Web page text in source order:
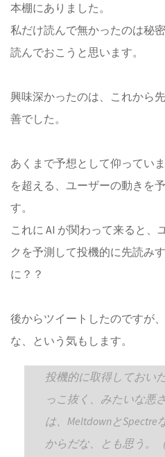
本棚にありました。
私だけ読んで無かったのは秘
読んでおこうと思います。
興味深かったのは、これから
善でした。
あくまで予想として仰ってい
を超える、ユーザーの動きを
す。
これに AI が関わって来ると、
クを予測して投機的に先読み
に？？
後からツイートしたのですが
な、という気もします。
投機的に取得しておい
っこ抜く、みたいな悪
は、MeltdownとSpectre
からだな、とも思う。